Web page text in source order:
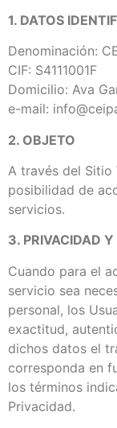
1. DATOS
Denominación:
CIF: S4111001F
Domicilio: Ava
e-mail:
2. OBJETO
A través del Sitio
posibilidad de
servicios.
3. PRIVACIDAD
Cuando para el
servicio sea
personal, los
exactitud,
dichos datos el
corresponda en
los términos
Privacidad.